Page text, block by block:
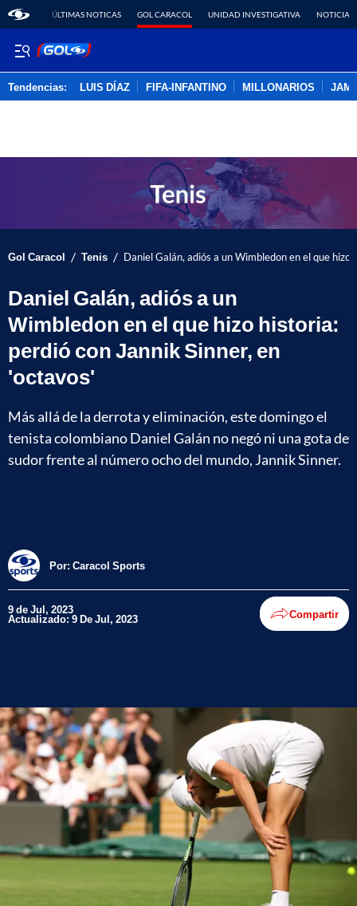
ÚLTIMAS NOTICAS GOL CARACOL UNIDAD INVESTIGATIVA NOTICIAS
Tendencias: LUIS DÍAZ FIFA-INFANTINO MILLONARIOS
Gol Caracol / Tenis / Daniel Galán, adiós a un Wimbledon en el que
Daniel Galán, adiós a un
Wimbledon en el que hizo historia:
perdió con Jannik Sinner, en
'octavos'
Más allá de la derrota y eliminación, este domingo el
tenista colombiano Daniel Galán no negó ni una gota de
sudor frente al número ocho del mundo, Jannik Sinner.
Por: Caracol Sports
9 de Jul, 2023
Actualizado: 9 De Jul, 2023 Compartir